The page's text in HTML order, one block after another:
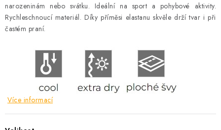
narozeninám nebo svátku. Ideální na sport a pohybové aktivity.
Rychleschnoucí materiál. Díky příměsi elastanu skvěle drží tvar i při
častém praní.
Více informací